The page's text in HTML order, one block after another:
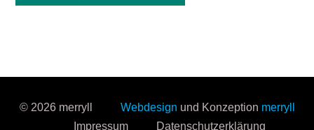
© 2026 merryll Webdesign und Konzeption merryll
Impressum
Datenschutzerklärung